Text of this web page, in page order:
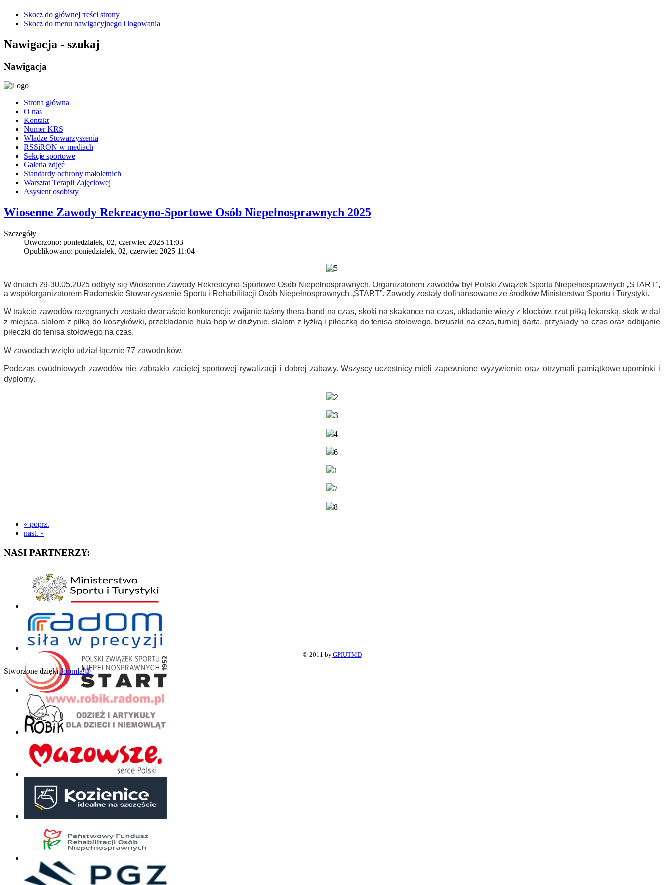
Skocz do głównej treści strony
Skocz do menu nawigacyjnego i logowania
Nawigacja - szukaj
Nawigacja
Strona główna
O nas
Kontakt
Numer KRS
Władze Stowarzyszenia
RSSiRON w mediach
Sekcje sportowe
Galeria zdjęć
Standardy ochrony małoletnich
Warsztat Terapii Zajęciowej
Asystent osobisty
Wiosenne Zawody Rekreacyno-Sportowe Osób Niepełnosprawnych 2025
Szczegóły
Utworzono: poniedziałek, 02, czerwiec 2025 11:03
Opublikowano: poniedziałek, 02, czerwiec 2025 11:04
W dniach 29-30.05.2025 odbyły się Wiosenne Zawody Rekreacyno-Sportowe Osób Niepełnosprawnych. Organizatorem zawodów był Polski Związek Sportu Niepełnosprawnych „START”,
a współorganizatorem Radomskie Stowarzyszenie Sportu i Rehabilitacji Osób Niepełnosprawnych „START”. Zawody zostały dofinansowane ze środków Ministerstwa Sportu i Turystyki.
W trakcie zawodów rozegranych zostało dwanaście konkurencji: zwijanie taśmy thera-band na czas, skoki na skakance na czas, układanie wieży z klocków, rzut piłką lekarską, skok w dal
z miejsca, slalom z piłką do koszykówki, przekładanie hula hop w drużynie, slalom z łyżką i piłeczką do tenisa stołowego, brzuszki na czas, turniej darta, przysiady na czas oraz odbijanie
piłeczki do tenisa stołowego na czas.
W zawodach wzięło udział łącznie 77 zawodników.
Podczas dwudniowych zawodów nie zabrakło zaciętej sportowej rywalizacji i dobrej zabawy. Wszyscy uczestnicy mieli zapewnione wyżywienie oraz otrzymali pamiątkowe upominki i
dyplomy.
« poprz.
nast. »
NASI PARTNERZY:
© 2011 by GPIUTMD
Stworzone dziękiJoomla!®